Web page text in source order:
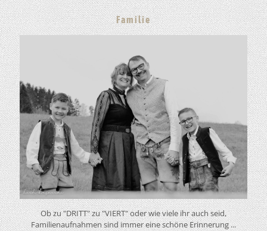
Familie
Ob zu "DRITT" zu "VIERT" oder wie viele ihr auch seid,
Familienaufnahmen sind immer eine schöne Erinnerung ...